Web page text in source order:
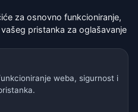
stranice:
Austrija / Švicarska
i Španjolska
za osnovno funkcioniranje,
pristanka za oglašavanje
weba, sigurnost i